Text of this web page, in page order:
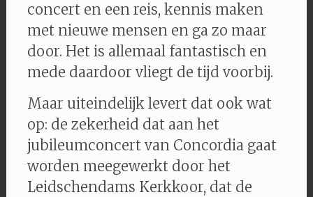
concert en een reis, kennis maken
met nieuwe mensen en ga zo maar
door. Het is allemaal fantastisch en
mede daardoor vliegt de tijd voorbij.
Maar uiteindelijk levert dat ook wat
op: de zekerheid dat aan het
jubileumconcert van Concordia gaat
worden meegewerkt door het
Leidschendams Kerkkoor, dat de